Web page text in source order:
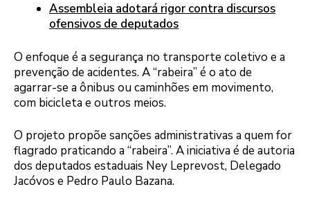
Assembleia adotará rigor contra discursos
ofensivos de deputados
O enfoque é a segurança no transporte coletivo e a
prevenção de acidentes. A “rabeira” é o ato de
agarrar-se a ônibus ou caminhões em movimento,
com bicicleta e outros meios.
O projeto propõe sanções administrativas a quem for
flagrado praticando a “rabeira”. A iniciativa é de autoria
dos deputados estaduais Ney Leprevost, Delegado
Jacóvos e Pedro Paulo Bazana.